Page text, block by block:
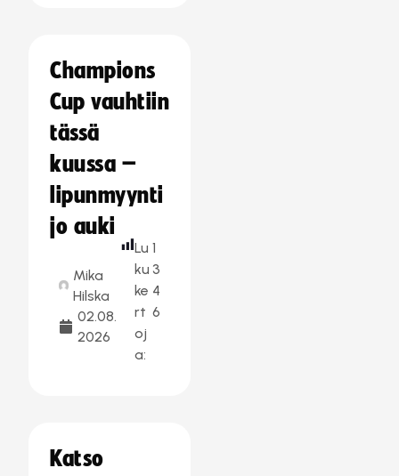
Champions
Cup vauhtiin
tässä
kuussa –
lipunmyynti
jo auki
Mika
Hilska
02.08.
2026
Lu
ku
ke
rt
oj
a:
1
3
4
6
Katso